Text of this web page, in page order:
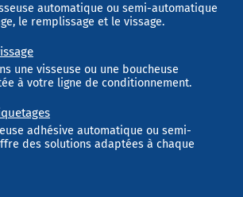
automatique ou semi-automatique
le remplissage et le vissage.
une visseuse ou une boucheuse
à votre ligne de conditionnement.
adhésive automatique ou semi-
des solutions adaptées à chaque